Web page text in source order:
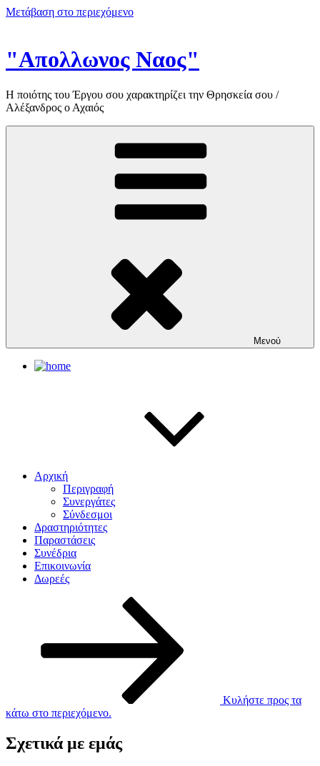
Μετάβαση στο περιεχόμενο
"Απολλωνος Ναος"
Η ποιότης του Έργου σου χαρακτηρίζει την Θρησκεία σου /
Αλέξανδρος ο Αχαιός
Μενού
Αρχική
Περιγραφή
Συνεργάτες
Σύνδεσμοι
Δραστηριότητες
Παραστάσεις
Συνέδρια
Επικοινωνία
Δωρεές
Κυλήστε προς τα
κάτω στο περιεχόμενο.
Σχετικά με εμάς